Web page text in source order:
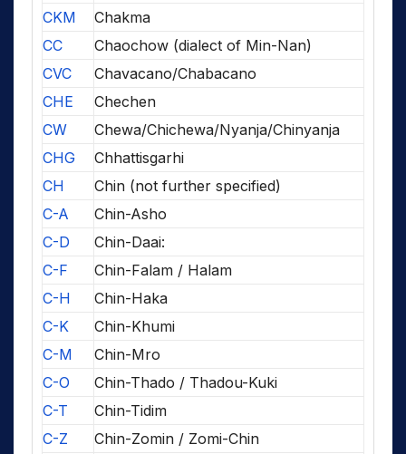
CKM
Chakma
CC
Chaochow (dialect of Min-Nan)
CVC
Chavacano/Chabacano
CHE
Chechen
CW
Chewa/Chichewa/Nyanja/Chinyanja
CHG
Chhattisgarhi
CH
Chin (not further specified)
C-A
Chin-Asho
C-D
Chin-Daai:
C-F
Chin-Falam / Halam
C-H
Chin-Haka
C-K
Chin-Khumi
C-M
Chin-Mro
C-O
Chin-Thado / Thadou-Kuki
C-T
Chin-Tidim
C-Z
Chin-Zomin / Zomi-Chin